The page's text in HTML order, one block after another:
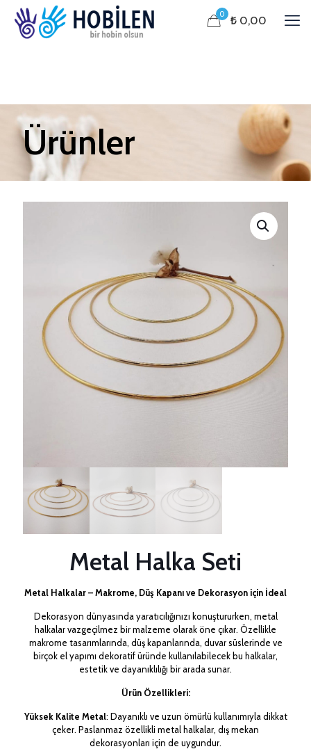
0 ₺ 0,00
Ürünler
Metal Halka Seti
Metal Halkalar – Makrome, Düş Kapanı ve Dekorasyon için İdeal
Dekorasyon dünyasında yaratıcılığınızı konuştururken, metal
halkalar vazgeçilmez bir malzeme olarak öne çıkar. Özellikle
makrome tasarımlarında, düş kapanlarında, duvar süslerinde ve
birçok el yapımı dekoratif üründe kullanılabilecek bu halkalar,
estetik ve dayanıklılığı bir arada sunar.
Ürün Özellikleri:
Yüksek Kalite Metal: Dayanıklı ve uzun ömürlü kullanımıyla dikkat
çeker. Paslanmaz özellikli metal halkalar, dış mekan
dekorasyonları için de uygundur.